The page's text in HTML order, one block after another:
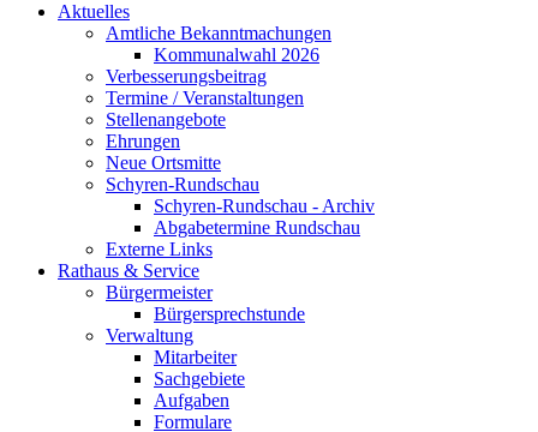
Aktuelles
Amtliche Bekanntmachungen
Kommunalwahl 2026
Verbesserungsbeitrag
Termine / Veranstaltungen
Stellenangebote
Ehrungen
Neue Ortsmitte
Schyren-Rundschau
Schyren-Rundschau - Archiv
Abgabetermine Rundschau
Externe Links
Rathaus & Service
Bürgermeister
Bürgersprechstunde
Verwaltung
Mitarbeiter
Sachgebiete
Aufgaben
Formulare